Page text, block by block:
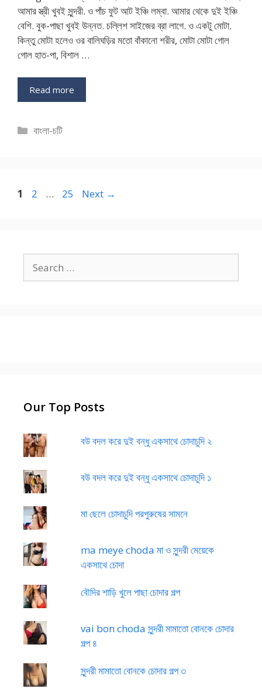
আমার স্ত্রী খুবই সুন্দরী. ও পাঁচ ফুট আট ইঞ্চি লম্বা. আমার থেকে দুই ইঞ্চি
বেশি. বুক-পাছা খুবই উন্নত. চল্লিশ সাইজের ব্রা লাগে. ও একটু মোটা.
কিন্তু মোটা হলেও ওর বালিঘড়ির মতো বাঁকানো শরীর, মোটা মোটা গোল
গোল হাত-পা, বিশাল …
Read more
Categories
বাংলা-চটি
Page
1 Page
2 … Page
25 Next →
for:
Our Top Posts
বউ বদল করে দুই বন্ধু একসাথে চোদাচুদি ২
বউ বদল করে দুই বন্ধু একসাথে চোদাচুদি ১
মা ছেলে চোদাচুদি পরপুরুষের সামনে
ma meye choda মা ও সুন্দরী মেয়েকে
একসাথে চোদা
বৌদির শাড়ি খুলে পাছা চোদার গল্প
vai bon choda সুন্দরী মামাতো বোনকে চোদার
গল্প ৪
সুন্দরী মামাতো বোনকে চোদার গল্প ৩